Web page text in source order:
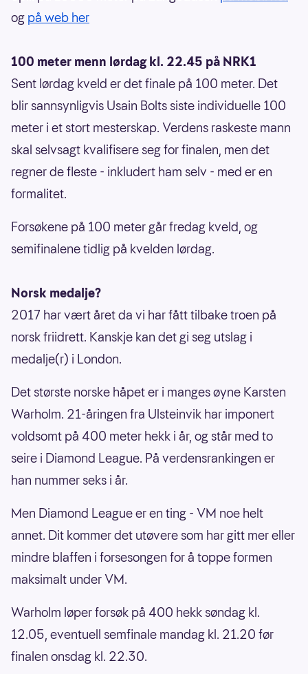
og på web her
100 meter menn lørdag kl. 22.45 på NRK1
Sent lørdag kveld er det finale på 100 meter. Det
blir sannsynligvis Usain Bolts siste individuelle 100
meter i et stort mesterskap. Verdens raskeste mann
skal selvsagt kvalifisere seg for finalen, men det
regner de fleste - inkludert ham selv - med er en
formalitet.
Forsøkene på 100 meter går fredag kveld, og
semifinalene tidlig på kvelden lørdag.
Norsk medalje?
2017 har vært året da vi har fått tilbake troen på
norsk friidrett. Kanskje kan det gi seg utslag i
medalje(r) i London.
Det største norske håpet er i manges øyne Karsten
Warholm. 21-åringen fra Ulsteinvik har imponert
voldsomt på 400 meter hekk i år, og står med to
seire i Diamond League. På verdensrankingen er
han nummer seks i år.
Men Diamond League er en ting - VM noe helt
annet. Dit kommer det utøvere som har gitt mer eller
mindre blaffen i forsesongen for å toppe formen
maksimalt under VM.
Warholm løper forsøk på 400 hekk søndag kl.
12.05, eventuell semfinale mandag kl. 21.20 før
finalen onsdag kl. 22.30.